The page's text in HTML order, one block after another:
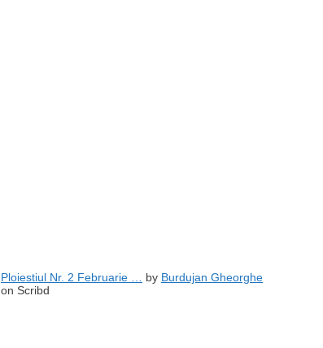
Ploiestiul Nr. 2 Februarie … by Burdujan Gheorghe
on Scribd